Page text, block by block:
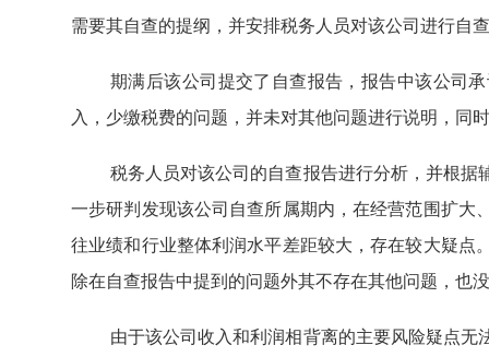
需要其自查的提纲，并安排税务人员对该公司进行自
期满后该公司提交了自查报告，报告中该公司
入，少缴税费的问题，并未对其他问题进行说明，同
税务人员对该公司的自查报告进行分析，并根
一步研判发现该公司自查所属期内，在经营范围扩大
往业绩和行业整体利润水平差距较大，存在较大疑点
除在自查报告中提到的问题外其不存在其他问题，也
由于该公司收入和利润相背离的主要风险疑点